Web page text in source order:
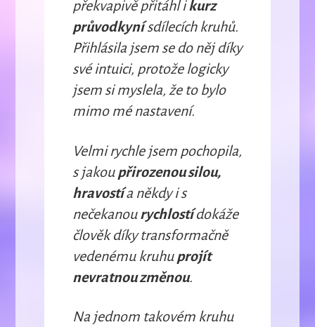
překvapivě přitáhl ikurz
průvodkynísdílecích kruhů.
Přihlásila jsem se do něj díky
své intuici, protože logicky
jsem si myslela, že to bylo
mimo mé nastavení.
Velmi rychle jsem pochopila,
s jakoupřirozenou silou,
hravostía někdy i s
nečekanourychlostídokáže
člověk díky transformačně
vedenému kruhuprojít
nevratnou změnou.
Na jednom takovém kruhu